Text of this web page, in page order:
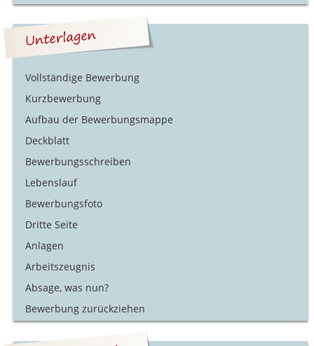
Vollständige Bewerbung
Kurzbewerbung
Aufbau der Bewerbungsmappe
Deckblatt
Bewerbungsschreiben
Lebenslauf
Bewerbungsfoto
Dritte Seite
Anlagen
Arbeitszeugnis
Absage, was nun?
Bewerbung zurückziehen